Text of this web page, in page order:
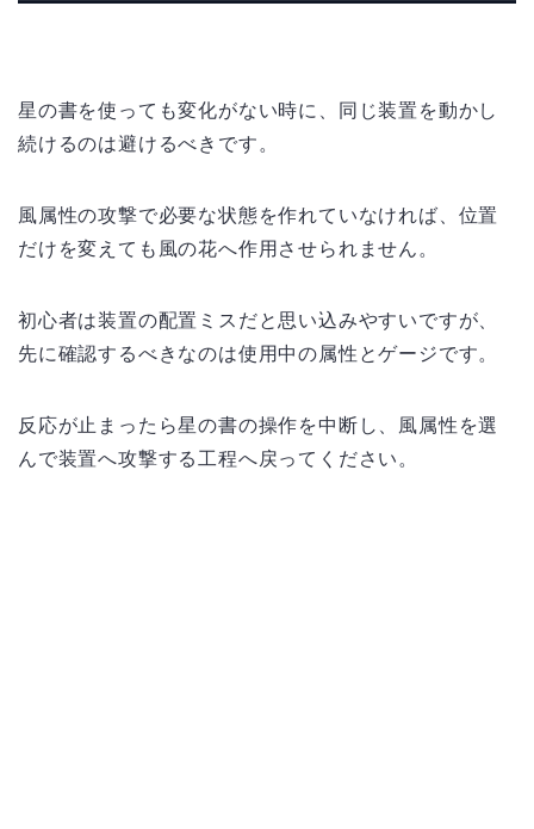
星の書を使っても変化がない時に、同じ装置を動かし
続けるのは避けるべきです。
風属性の攻撃で必要な状態を作れていなければ、位置
だけを変えても風の花へ作用させられません。
初心者は装置の配置ミスだと思い込みやすいですが、
先に確認するべきなのは使用中の属性とゲージです。
反応が止まったら星の書の操作を中断し、風属性を選
んで装置へ攻撃する工程へ戻ってください。